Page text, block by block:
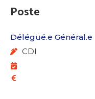
Poste
Délégué.e Général.e
CDI